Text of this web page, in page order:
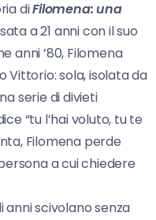
diFilomena: una
a 21 anni con il suo
anni ’80, Filomena
Vittorio: sola, isolata da
serie di divieti
“tu l’hai voluto, tu te
Filomena perde
a cui chiedere
anni scivolano senza